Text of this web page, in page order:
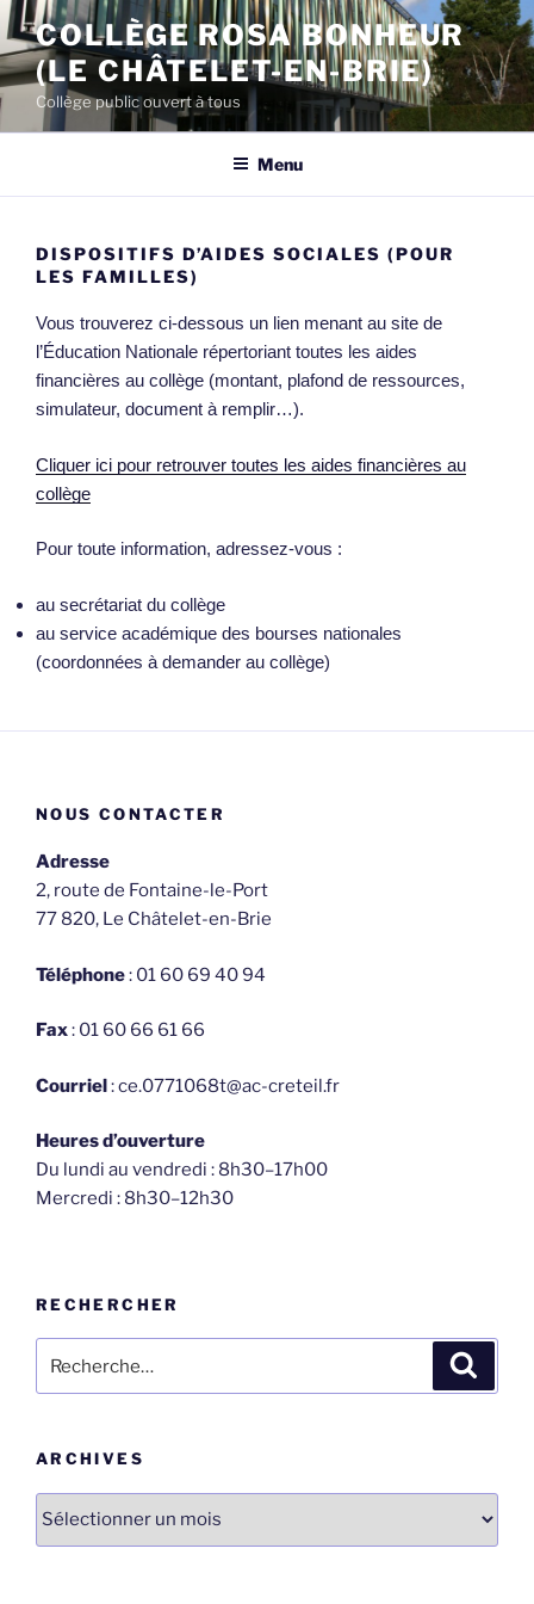
Aller
au
contenu
principal
COLLÈGE ROSA BONHEUR
(LE CHÂTELET-EN-BRIE)
Collège public ouvert à tous
Menu
DISPOSITIFS D’AIDES SOCIALES (POUR
LES FAMILLES)
Vous trouverez ci-dessous un lien menant au site de
l’Éducation Nationale répertoriant toutes les aides
financières au collège (montant, plafond de ressources,
simulateur, document à remplir…).
Cliquer ici pour retrouver toutes les aides financières au
collège
Pour toute information, adressez-vous :
au secrétariat du collège
au service académique des bourses nationales
(coordonnées à demander au collège)
NOUS CONTACTER
Adresse
2, route de Fontaine-le-Port
77 820, Le Châtelet-en-Brie
Téléphone: 01 60 69 40 94
Fax: 01 60 66 61 66
Courriel: ce.0771068t@ac-creteil.fr
Heures d’ouverture
Du lundi au vendredi : 8h30–17h00
Mercredi : 8h30–12h30
RECHERCHER
pour
ARCHIVES